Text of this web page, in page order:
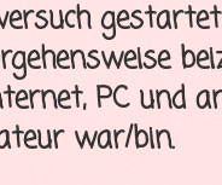
PC und
war/bin.